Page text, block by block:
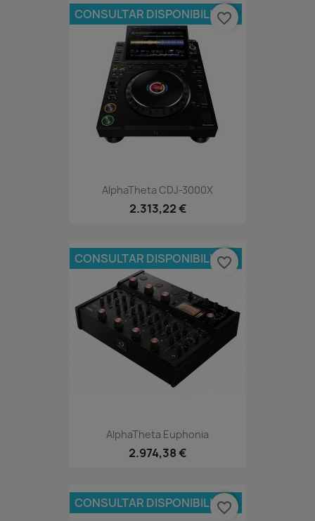
AlphaTheta CDJ-3000X
2.313,22 €
CONSULTAR DISPONIBILIDAD
favorite_border
AlphaTheta Euphonia
2.974,38 €
CONSULTAR DISPONIBILIDAD
favorite_border
CONSULTAR DISPONIBILIDAD
favorite_border